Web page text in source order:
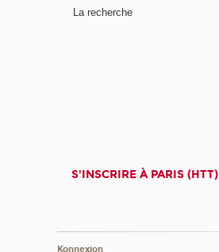
La recherche
S'INSCRIRE À PARIS (HTT)
Konnexion